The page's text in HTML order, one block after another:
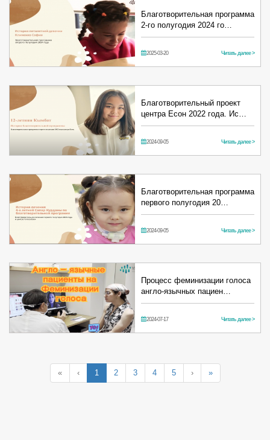
Благотворительная программа
2-го полугодия 2024 го…
2025-03-20 Читать далее >
Благотворительный проект
центра Есон 2022 года. Ис…
2024-09-05 Читать далее >
Благотворительная программа
первого полугодия 20…
2024-09-05 Читать далее >
Процесс феминизации голоса
англо-язычных пациен…
2024-07-17 Читать далее >
« ‹ 1 2 3 4 5 › »